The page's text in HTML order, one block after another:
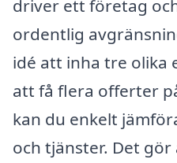
driver ett företag
ordentlig
idé att inha tre olika
att få flera offerter
kan du enkelt
och tjänster. Det